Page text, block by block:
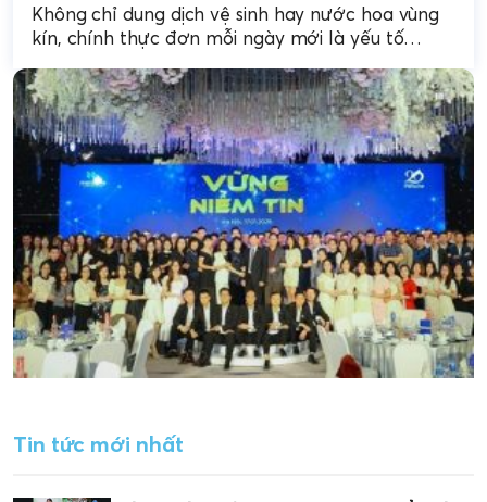
Không chỉ dung dịch vệ sinh hay nước hoa vùng
kín, chính thực đơn mỗi ngày mới là yếu tố
Tin tức mới nhất